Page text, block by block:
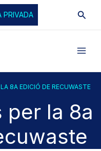
PRIVADA
8A EDICIÓ DE RECUWASTE
per la 8a